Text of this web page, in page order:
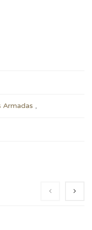
Armadas ,